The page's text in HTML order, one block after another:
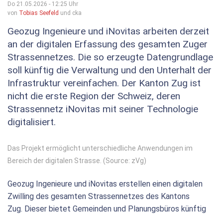
Do 21.05.2026 - 12:25 Uhr
von Tobias Seefeld und cka
Geozug Ingenieure und iNovitas arbeiten derzeit
an der digitalen Erfassung des gesamten Zuger
Strassennetzes. Die so erzeugte Datengrundlage
soll künftig die Verwaltung und den Unterhalt der
Infrastruktur vereinfachen. Der Kanton Zug ist
nicht die erste Region der Schweiz, deren
Strassennetz iNovitas mit seiner Technologie
digitalisiert.
Das Projekt ermöglicht unterschiedliche Anwendungen im
Bereich der digitalen Strasse. (Source: zVg)
Geozug Ingenieure und iNovitas erstellen einen digitalen
Zwilling des gesamten Strassennetzes des Kantons
Zug. Dieser bietet Gemeinden und Planungsbüros künftig